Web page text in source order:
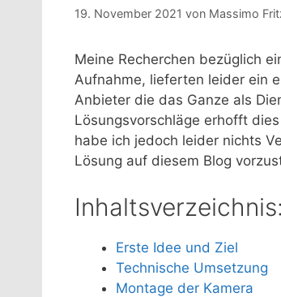
19. November 2021 von Massimo
Meine Recherchen bezüglich
Aufnahme, lieferten leider ein
Anbieter die das Ganze als
Lösungsvorschläge erhofft
habe ich jedoch leider nichts
Lösung auf diesem Blog
Inhaltsverzeichnis:
Erste Idee und Ziel
Technische Umsetzung
Montage der Kamera